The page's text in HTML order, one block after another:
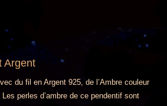
Argent
du fil en Argent 925, de l’Ambre couleur
perles d’ambre de ce pendentif sont